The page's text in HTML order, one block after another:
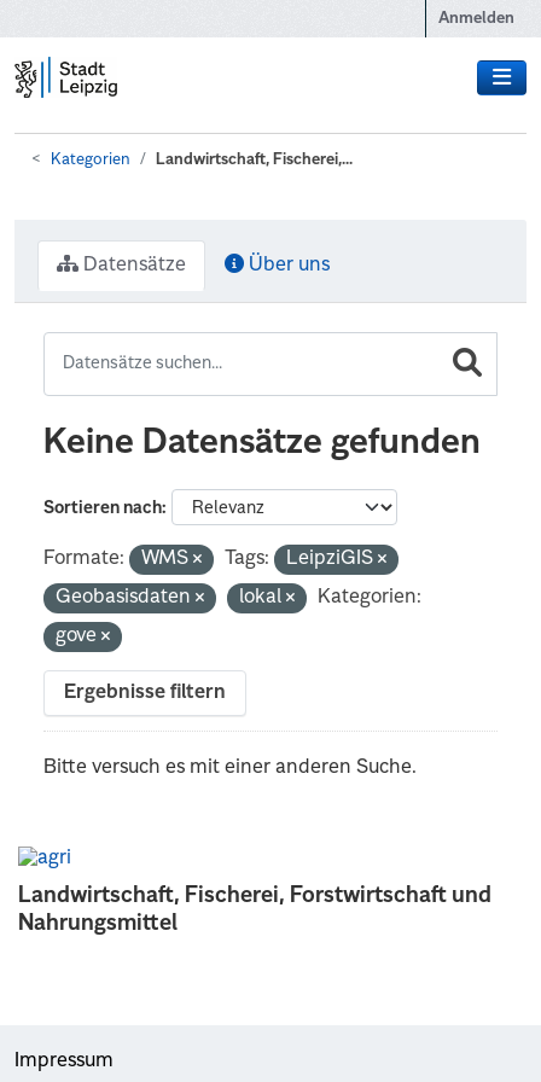
Anmelden
Kategorien Landwirtschaft, Fischerei,...
Landwirtschaft, Fischerei, Forstwirtschaft und
Nahrungsmittel
Datensätze Über uns
Keine Datensätze gefunden
Sortieren nach
Formate: WMS Tags:
LeipziGIS
Geobasisdaten
lokal
Kategorien:
gove
Ergebnisse filtern
Bitte versuch es mit einer anderen Suche.
Impressum